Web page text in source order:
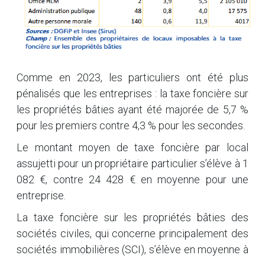
Comme en 2023, les particuliers ont été plus
pénalisés que les entreprises : la taxe foncière sur
les propriétés bâties ayant été majorée de 5,7 %
pour les premiers contre 4,3 % pour les secondes.
Le montant moyen de taxe foncière par local
assujetti pour un propriétaire particulier s’élève à 1
082 €, contre 24 428 € en moyenne pour une
entreprise.
La taxe foncière sur les propriétés bâties des
sociétés civiles, qui concerne principalement des
sociétés immobilières (SCI), s’élève en moyenne à